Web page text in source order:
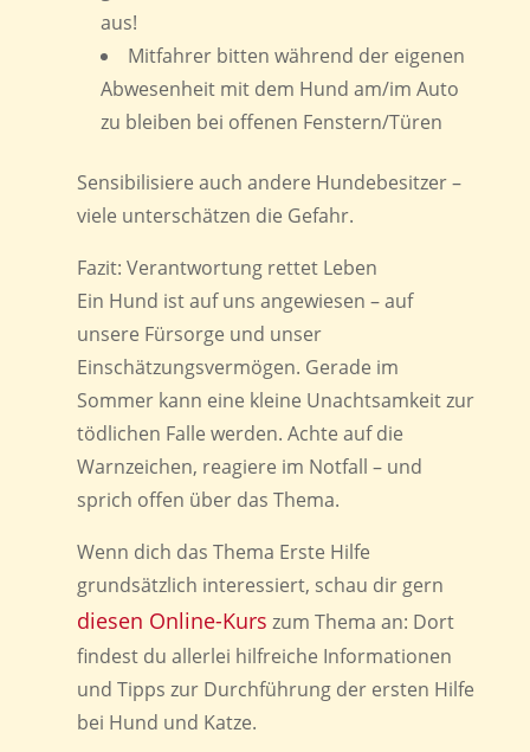
aus!
Mitfahrer bitten während der eigenen
Abwesenheit mit dem Hund am/im Auto
zu bleiben bei offenen Fenstern/Türen
Sensibilisiere auch andere Hundebesitzer –
viele unterschätzen die Gefahr.
Fazit: Verantwortung rettet Leben
Ein Hund ist auf uns angewiesen – auf
unsere Fürsorge und unser
Einschätzungsvermögen. Gerade im
Sommer kann eine kleine Unachtsamkeit zur
tödlichen Falle werden. Achte auf die
Warnzeichen, reagiere im Notfall – und
sprich offen über das Thema.
Wenn dich das Thema Erste Hilfe
grundsätzlich interessiert, schau dir gern
diesen Online-Kurs zum Thema an: Dort
findest du allerlei hilfreiche Informationen
und Tipps zur Durchführung der ersten Hilfe
bei Hund und Katze.